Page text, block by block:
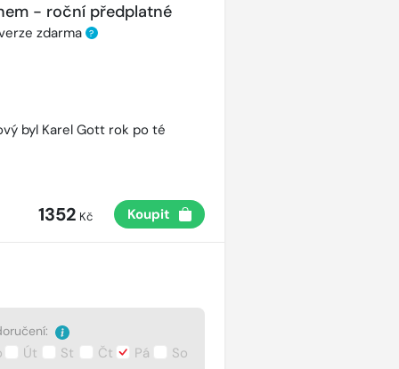
- roční předplatné
zdarma ?
byl Karel Gott rok po té
1352 Kč Koupit
Út St Čt Pá So